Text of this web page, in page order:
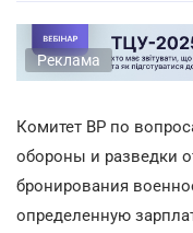
Реклама
Комитет ВР по
обороны и разведки
бронирования
определенную